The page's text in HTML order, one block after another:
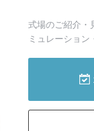
式場のご紹介・
ミュレーション